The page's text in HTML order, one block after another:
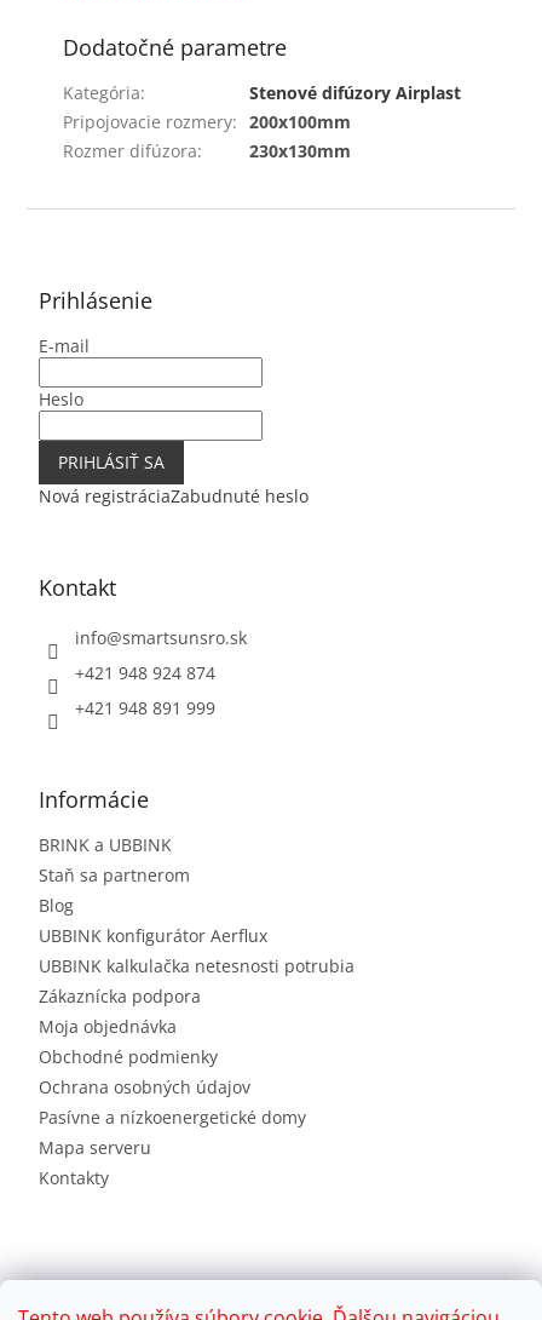
Dodatočné parametre
Kategória:
Stenové difúzory Airplast
Pripojovacie rozmery:
200x100mm
Rozmer difúzora: 230x130mm
Prihlásenie
E-mail
Heslo
PRIHLÁSIŤ SA
Nová registráciaZabudnuté heslo
Kontakt
info@smartsunsro.sk
+421 948 924 874
+421 948 891 999
Informácie
BRINK a UBBINK
Staň sa partnerom
Blog
UBBINK konfigurátor Aerflux
UBBINK kalkulačka netesnosti potrubia
Zákaznícka podpora
Moja objednávka
Obchodné podmienky
Ochrana osobných údajov
Pasívne a nízkoenergetické domy
Mapa serveru
Kontakty